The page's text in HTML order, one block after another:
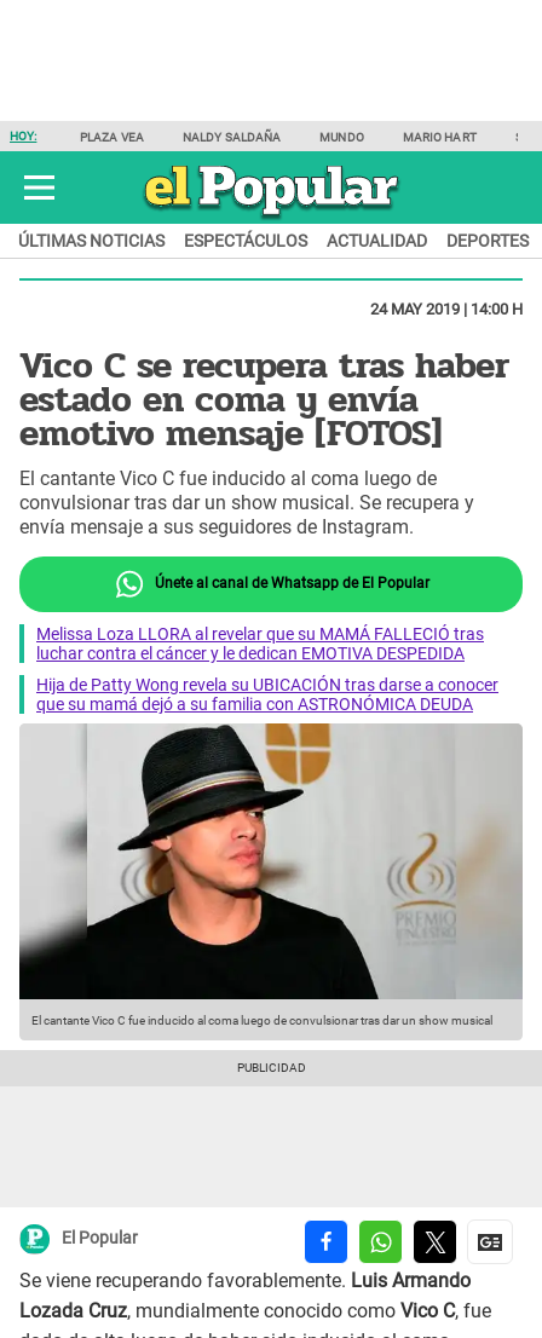
HOY: PLAZA VEA NALDY SALDAÑA MUNDO MARIO HART
ÚLTIMAS NOTICIAS ESPECTÁCULOS ACTUALIDAD DEPORTES
24 MAY 2019 | 14:00 H
Vico C se recupera tras haber
estado en coma y envía
emotivo mensaje [FOTOS]
El cantante Vico C fue inducido al coma luego de
convulsionar tras dar un show musical. Se recupera y
envía mensaje a sus seguidores de Instagram.
Únete al canal de Whatsapp de El Popular
Melissa Loza LLORA al revelar que su MAMÁ FALLECIÓ tras
luchar contra el cáncer y le dedican EMOTIVA DESPEDIDA
Hija de Patty Wong revela su UBICACIÓN tras darse a conocer
que su mamá dejó a su familia con ASTRONÓMICA DEUDA
El cantante Vico C fue inducido al coma luego de convulsionar tras dar un show musical
El Popular
Se viene recuperando favorablemente. Luis Armando
Lozada Cruz, mundialmente conocido como Vico C, fue